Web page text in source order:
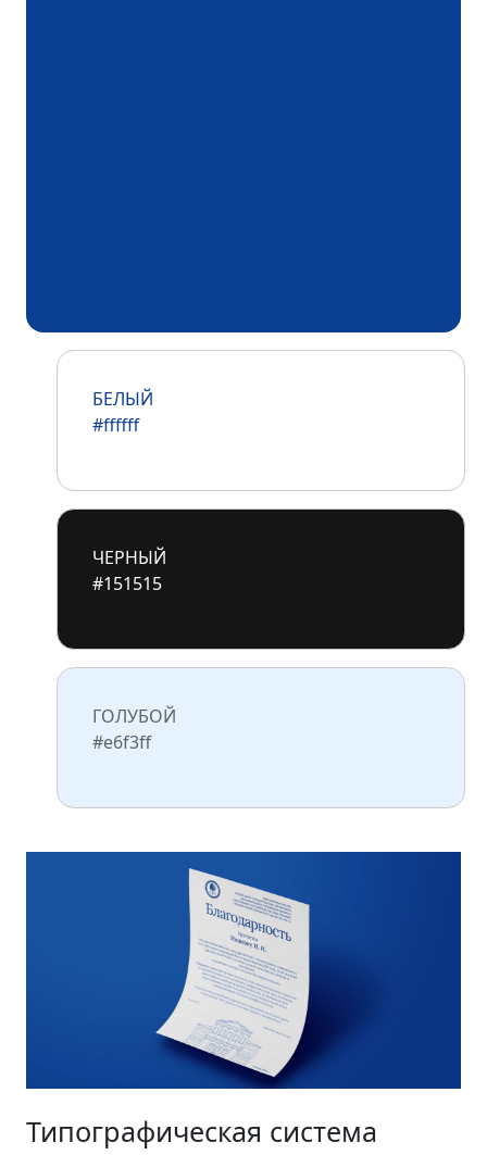
БЕЛЫЙ
#ffffff
ЧЕРНЫЙ
#151515
ГОЛУБОЙ
#e6f3ff
Типографическая система